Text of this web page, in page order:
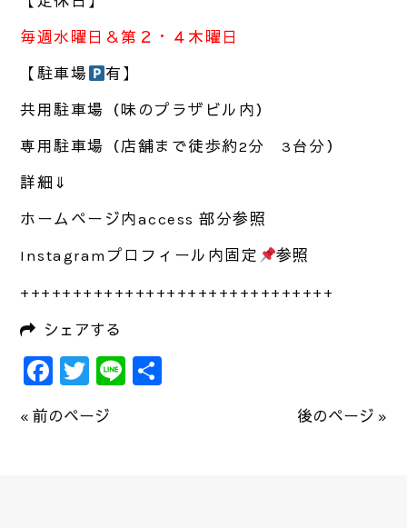
毎週水曜日＆第２・４木曜日
【駐車場
有】
共用駐車場（味のプラザビル内）
専用駐車場（店舗まで徒歩約2分3 台分）
詳細⇓
ホームページ内access部分参照
Instagram プロフィール内固定
参照
++++++++++++++++++++++++++++++
シェアする
Facebook
Twitter
Line
« 前のページ 後のページ »